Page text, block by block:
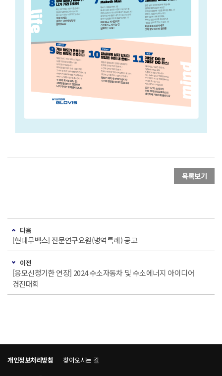
목록보기
다음
[현대무벡스] 전문연구요원(병역특례) 공고
이전
[응모신청기한 연장] 2024 수소자동차 및 수소에너지 아이디어
경진대회
개인정보처리방침 찾아오시는 길